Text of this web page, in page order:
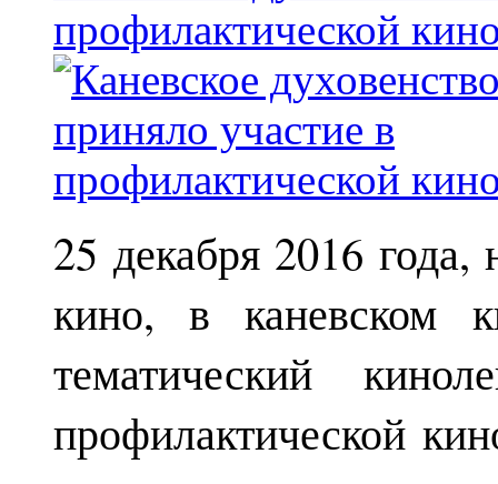
профилактической
25 декабря 2016
кино, в каневском
тематический
профилактической